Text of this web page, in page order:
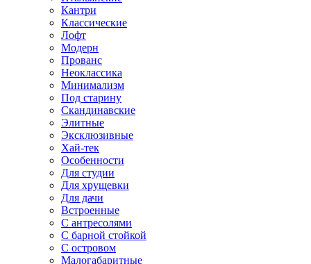
Кантри
Классические
Лофт
Модерн
Прованс
Неоклассика
Минимализм
Под старину
Скандинавские
Элитные
Эксклюзивные
Хай-тек
Особенности
Для студии
Для хрущевки
Для дачи
Встроенные
С антресолями
С барной стойкой
С островом
Малогабаритные